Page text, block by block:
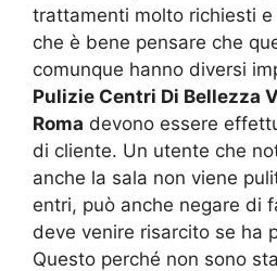
trattamenti molto richiesti
che è bene pensare che
comunque hanno diversi
Pulizie Centri Di Bellezza
Roma devono essere
di cliente. Un utente che
anche la sala non viene
entri, può anche negare di
deve venire risarcito se ha
Questo perché non sono